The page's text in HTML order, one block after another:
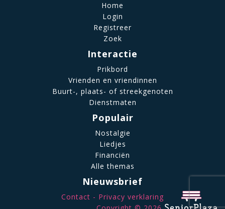
Home
Login
Registreer
Zoek
Interactie
Prikbord
Vrienden en vriendinnen
Buurt-, plaats- of streekgenoten
Dienstmaten
Populair
Nostalgie
Liedjes
Financiën
Alle themas
Nieuwsbrief
Contact
Privacy verklaring